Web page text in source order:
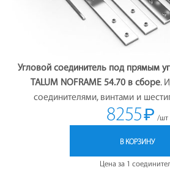
Угловой соединитель под прямым
TALUM NOFRAME 54.70 в сборе.
соединителями, винтами и
8255₽ /шт
В КОРЗИНУ
Цена за 1